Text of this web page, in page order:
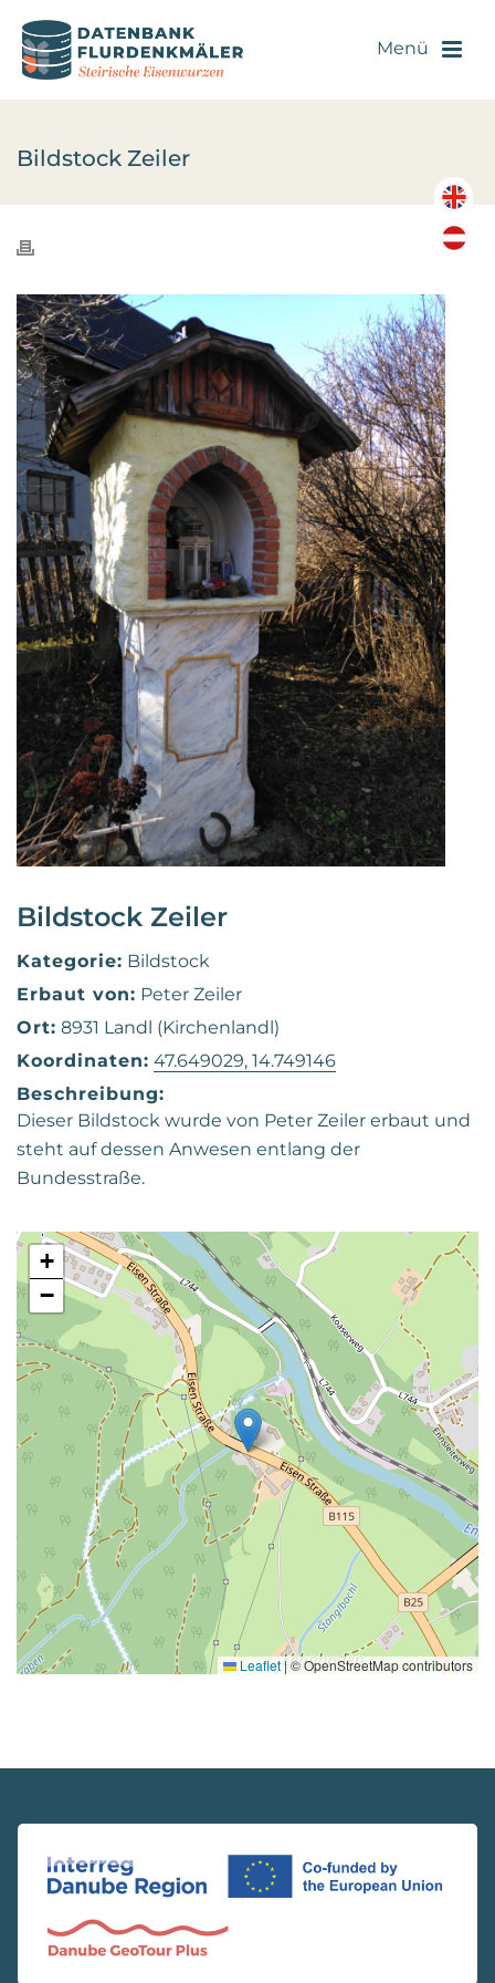
Bildstock Zeiler
Bildstock Zeiler
Kategorie: Bildstock
Erbaut von: Peter Zeiler
Ort: 8931 Landl (Kirchenlandl)
Koordinaten: 47.649029, 14.749146
Beschreibung:
Dieser Bildstock wurde von Peter Zeiler erbaut und
steht auf dessen Anwesen entlang der
Bundesstraße.
+
−
Leaflet|© OpenStreetMap contributors